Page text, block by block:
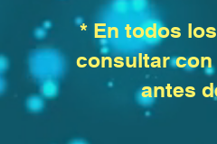
* En todos
consultar
antes